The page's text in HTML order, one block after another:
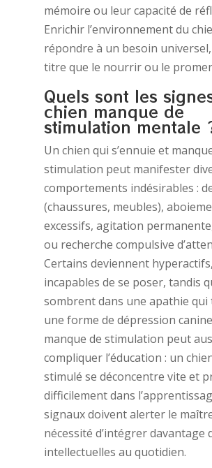
mémoire ou leur capacité de
Enrichir l’environnement du
répondre à un besoin
titre que le nourrir ou le
Quels sont les
chien manque de
stimulation mentale
Un chien qui s’ennuie et
stimulation peut manifester
comportements indésirables :
(chaussures, meubles),
excessifs, agitation
ou recherche compulsive
Certains deviennent hyperactifs,
incapables de se poser, tandis
sombrent dans une apathie
une forme de dépression
manque de stimulation peut
compliquer l’éducation : un
stimulé se déconcentre vite et
difficilement dans
signaux doivent alerter le
nécessité d’intégrer davantage
intellectuelles au quotidien.